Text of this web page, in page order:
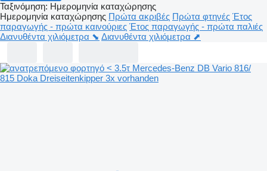
Ταξινόμηση: Ημερομηνία καταχώρησης
Ημερομηνία καταχώρησης Πρώτα ακριβές Πρώτα φτηνές Έτος
παραγωγής - πρώτα καινούριες Έτος παραγωγής - πρώτα παλιές
Διανυθέντα χιλιόμετρα ⬊ Διανυθέντα χιλιόμετρα ⬈